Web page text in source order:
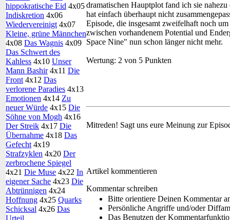
hippokratische Eid 4x05
Indiskretion 4x06
Wiedervereinigt 4x07
Kleine, grüne Männchen
4x08 Das Wagnis 4x09
Das Schwert des
Kahless 4x10 Unser
Mann Bashir4x11 Die
Front 4x12 Das
verlorene Paradies 4x13
Emotionen 4x14 Zu
neuer Würde 4x15 Die
Söhne von Mogh 4x16
Der Streik 4x17 Die
Übernahme 4x18 Das
Gefecht 4x19
Strafzyklen 4x20 Der
zerbrochene Spiegel
4x21 Die Muse 4x22 In
eigener Sache 4x23 Die
Abtrünnigen 4x24
Hoffnung 4x25 Quarks
Schicksal 4x26 Das
Urteil
dramatischen Hauptplot fand ich sie
hat einfach überhaupt nicht
Episode, die insgesamt zweifelhaft noch
zwischen vorhandenem Potential und
Space Nine" nun schon länger nicht mehr.
Wertung: 2 von 5 Punkten
Mitreden! Sagt uns eure Meinung zur
Artikel kommentieren
Kommentar schreiben
Bitte orientiere Deinen Kommentar
Persönliche Angriffe und/oder
Das Benutzen der